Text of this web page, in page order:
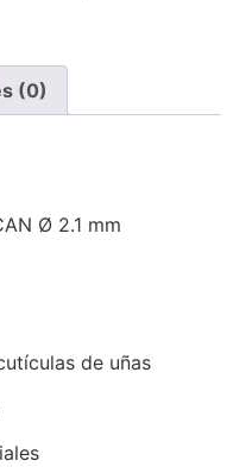
(0)
Ø 2.1 mm
de uñas